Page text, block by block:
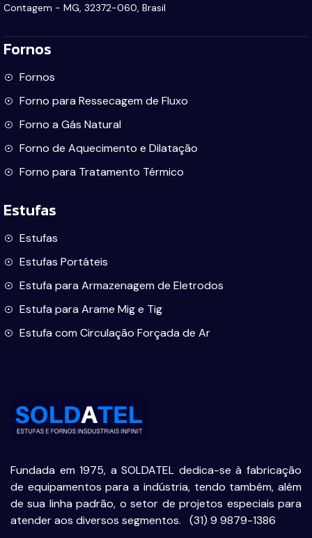
Fundada em 1975, a SOLDATEL dedica-se à fabricação
de equipamentos para a indústria, tendo também, além
de sua linha padrão, o setor de projetos especiais para
atender aos diversos segmentos. (31) 9 9879-1386
Contagem - MG, 32372-060, Brasil
Fornos
Fornos
Forno para Ressecagem de Fluxo
Forno a Gás Natural
Forno de Aquecimento e Dilatação
Forno para Tratamento Térmico
Estufas
Estufas
Estufas Portáteis
Estufa para Armazenagem de Eletrodos
Estufa para Arame Mig e Tig
Estufa com Circulação Forçada de Ar